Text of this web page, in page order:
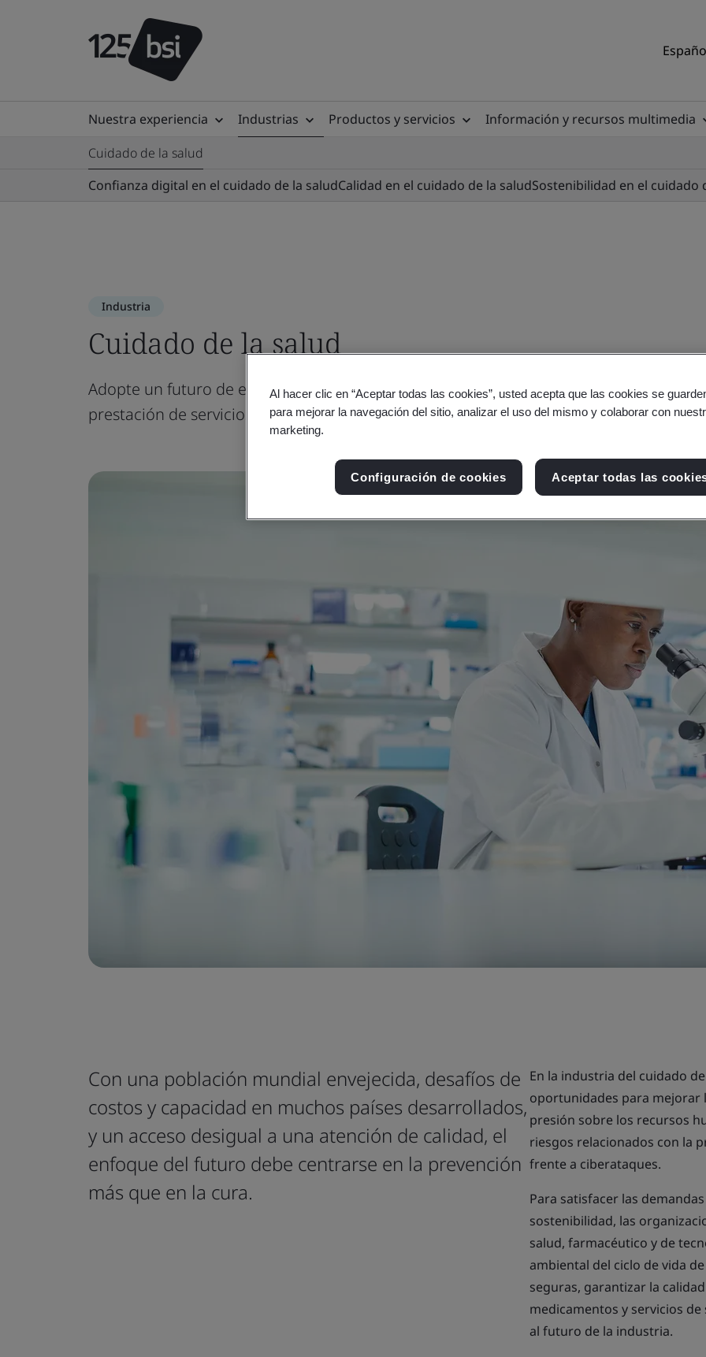
Nuestra experiencia Industrias Productos y servicios
Información y recursos multimedia
Cuidado de la salud
Confianza digital en el cuidado de la saludCalidad en el cuidado de la saludSostenibilidad en el cuidado
Industria
Cuidado de la salud
Adopte un futuro de excelencia en el cuidado de la salud, y resuelva desafíos
prestación de servicios de salud.
Con una población mundial envejecida, desafíos de
costos y capacidad en muchos países desarrollados,
y un acceso desigual a una atención de calidad, el
enfoque del futuro debe centrarse en la prevención
más que en la cura.
En la industria del cuidado
oportunidades para mejorar
presión sobre los recursos
riesgos relacionados con la
frente a ciberataques.
Para satisfacer las
sostenibilidad, las
salud, farmacéutico y de
ambiental del ciclo de vida
seguras, garantizar la
medicamentos y servicios
al futuro de la industria.
Al hacer clic en “Aceptar todas las cookies”, usted acepta que las cookies se
para mejorar la navegación del sitio, analizar el uso del mismo y colaborar con
marketing.
Configuración de cookies Aceptar todas las